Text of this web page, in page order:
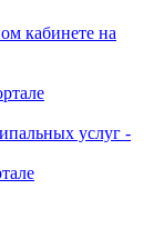
кабинете на
услуг -